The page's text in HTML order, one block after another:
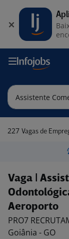
227 Vagas de
Vaga |
Aeroporto
PRO7
Goiânia - GO